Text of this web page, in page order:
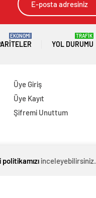
EKONOMİ
YOL DURUMU
TRAFİK
Üye Giriş
Üye Kayıt
Şifremi Unuttum
inceleyebilirsiniz.